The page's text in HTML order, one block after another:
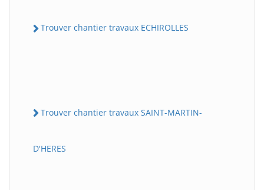
Trouver chantier travaux ECHIROLLES
Trouver chantier travaux SAINT-MARTIN-
D'HERES